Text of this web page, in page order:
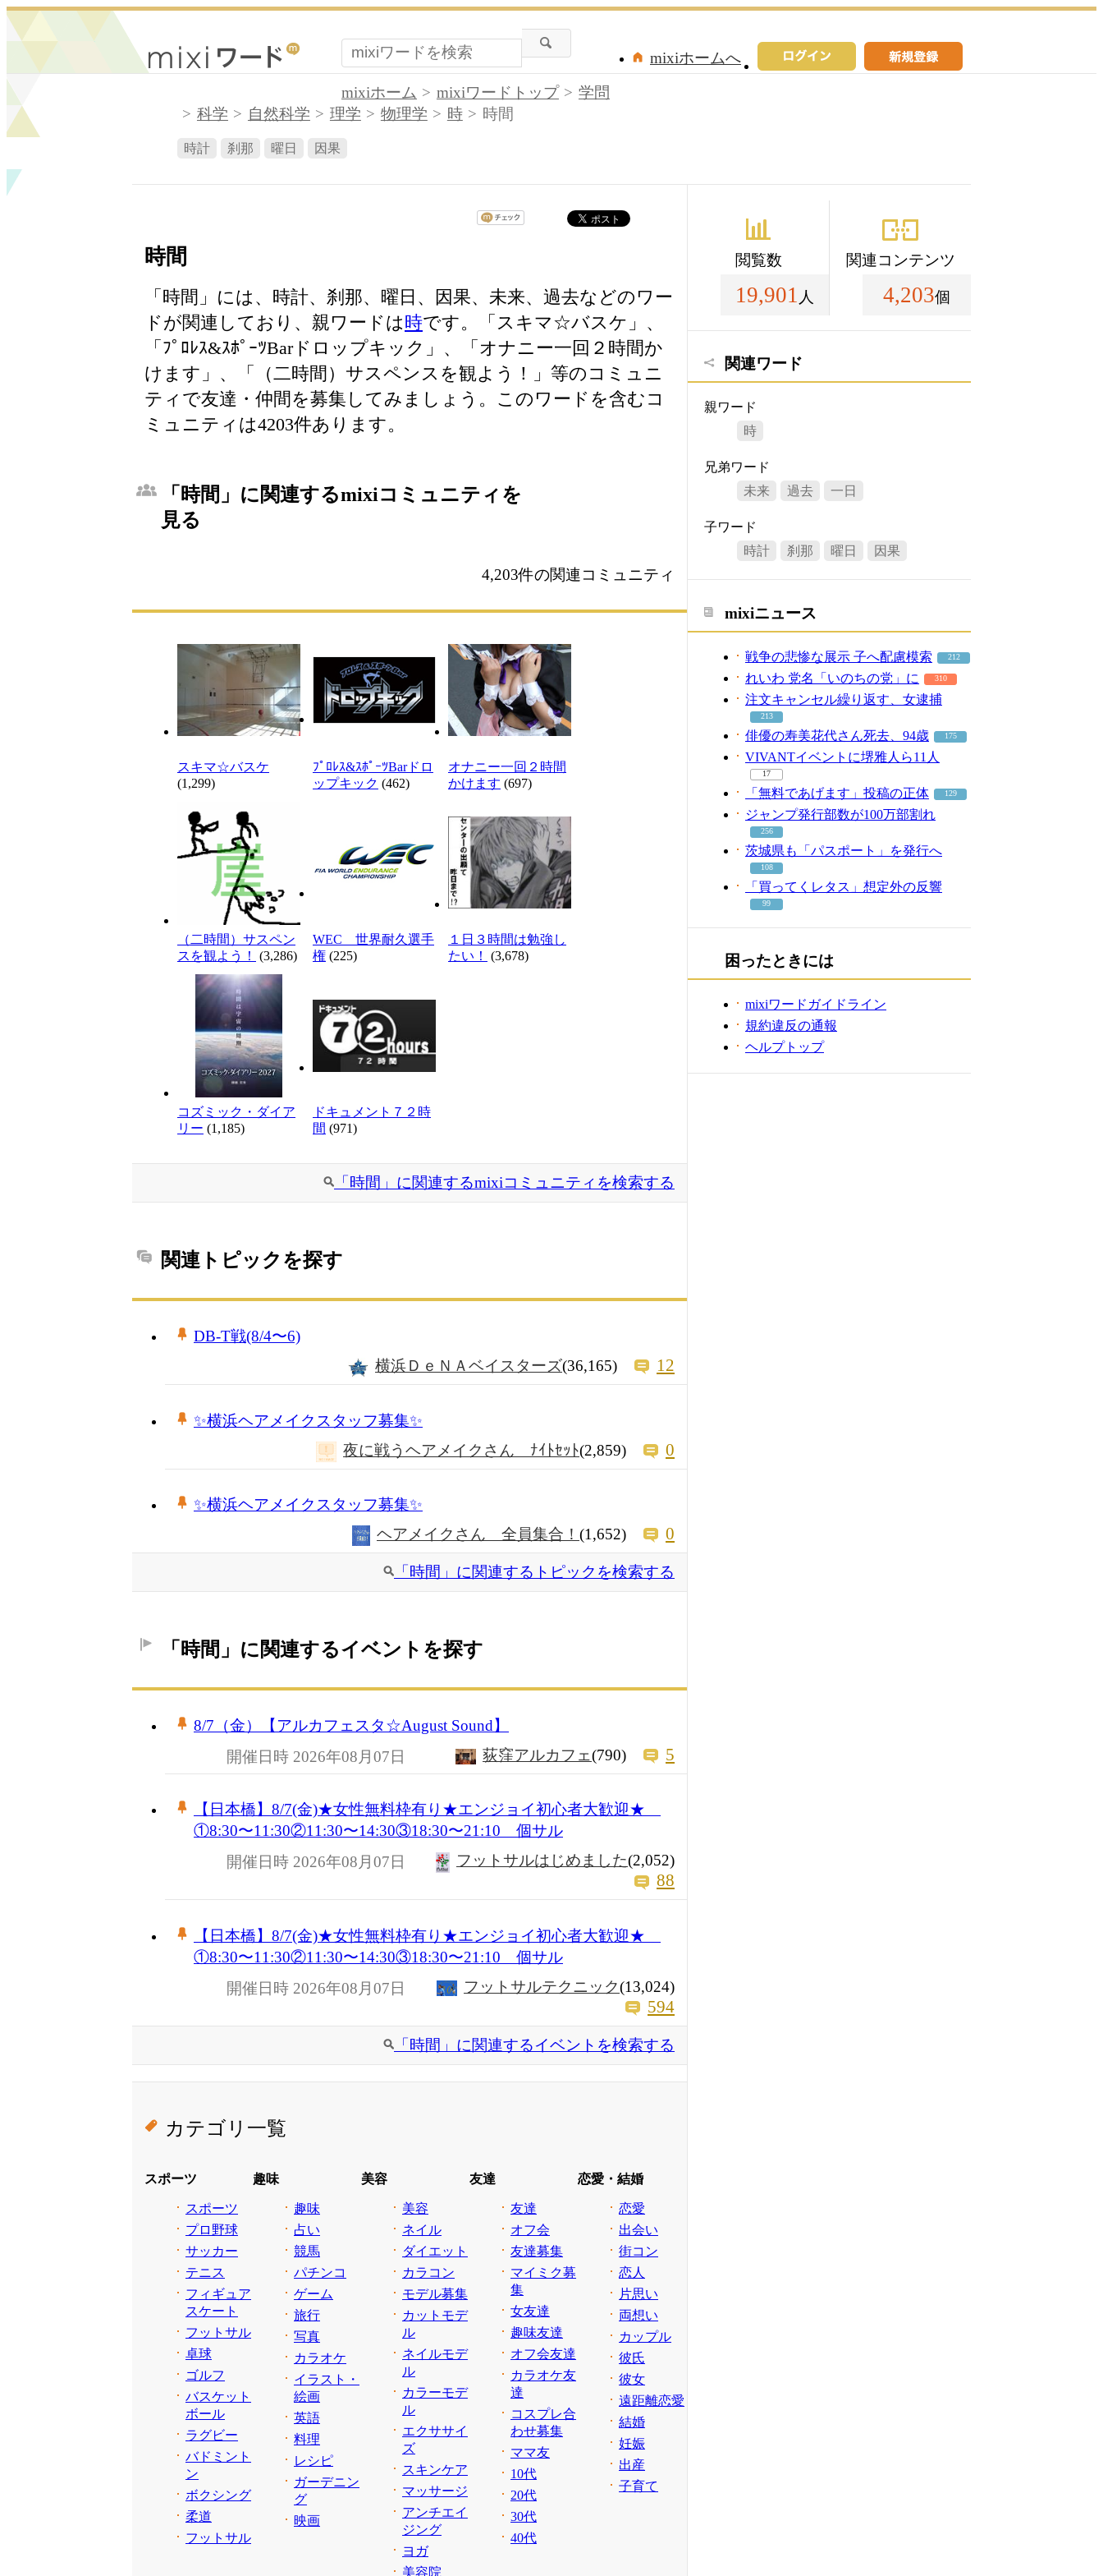
mixiホームへ
mixiホーム
mixiワードトップ
学問
科学
自然科学 理学 物理学 時 時間
時計 刹那 曜日 因果
時間
「時間」には、時計、刹那、曜日、因果、未来、過去などのワー
ドが関連しており、親ワードは時です。「スキマ☆バスケ」、
「ﾌﾟﾛﾚｽ&ｽﾎﾟｰﾂBarドロップキック」、「オナニー一回２時間か
けます」、「（二時間）サスペンスを観よう！」等のコミュニ
ティで友達・仲間を募集してみましょう。このワードを含むコ
ミュニティは4203件あります。
「時間」に関連するmixiコミュニティを
見る
4,203件の関連コミュニティ
スキマ☆バスケ
(1,299)
ﾌﾟﾛﾚｽ&ｽﾎﾟｰﾂBarドロ
ップキック (462)
オナニー一回２時間
かけます (697)
（二時間）サスペン
スを観よう！
(3,286)
WEC 世界耐久選手
権 (225)
１日３時間は勉強し
たい！
(3,678)
コズミック・ダイア
リー (1,185)
ドキュメント７２時
間 (971)
「時間」に関連するmixiコミュニティを検索する
関連トピックを探す
DB-T戦(8/4〜6)
横浜ＤｅＮＡベイスターズ(36,165) 12
✨横浜ヘアメイクスタッフ募集✨
夜に戦うヘアメイクさん ﾅｲﾄｾｯﾄ(2,859) 0
✨横浜ヘアメイクスタッフ募集✨
ヘアメイクさん 全員集合！ (1,652) 0
「時間」に関連するトピックを検索する
「時間」に関連するイベントを探す
8/7（金）【アルカフェスタ☆August Sound】
開催日時 2026年08月07日
荻窪アルカフェ(790) 5
【日本橋】8/7(金)★女性無料枠有り★エンジョイ初心者大歓迎★
①8:30〜11:30②11:30〜14:30③18:30〜21:10 個サル
開催日時 2026年08月07日
フットサルはじめました(2,052)
88
【日本橋】8/7(金)★女性無料枠有り★エンジョイ初心者大歓迎★
①8:30〜11:30②11:30〜14:30③18:30〜21:10 個サル
開催日時 2026年08月07日
フットサルテクニック(13,024)
594
「時間」に関連するイベントを検索する
カテゴリ一覧
スポーツ
スポーツ
プロ野球
サッカー
テニス
フィギュア
スケート
フットサル
卓球
ゴルフ
バスケット
ボール
ラグビー
バドミント
ン
ボクシング
柔道
フットサル
趣味
趣味
占い
競馬
パチンコ
ゲーム
旅行
写真
カラオケ
イラスト・
絵画
英語
料理
レシピ
ガーデニン
グ
映画
美容
美容
ネイル
ダイエット
カラコン
モデル募集
カットモデ
ル
ネイルモデ
ル
カラーモデ
ル
エクササイ
ズ
スキンケア
マッサージ
アンチエイ
ジング
ヨガ
美容院
友達
友達
オフ会
友達募集
マイミク募
集
女友達
趣味友達
オフ会友達
カラオケ友
達
コスプレ合
わせ募集
ママ友
10代
20代
30代
40代
恋愛・結婚
恋愛
出会い
街コン
恋人
片思い
両想い
カップル
彼氏
彼女
遠距離恋愛
結婚
妊娠
出産
子育て
閲覧数
19,901 人
関連コンテンツ
4,203個
関連ワード
親ワード
時
兄弟ワード
未来
過去 一日
子ワード
時計
刹那 曜日 因果
mixiニュース
戦争の悲惨な展示 子へ配慮模索 212
れいわ 党名「いのちの党」に 310
注文キャンセル繰り返す、女逮捕
213
俳優の寿美花代さん死去、94歳 175
VIVANTイベントに堺雅人ら11人
17
「無料であげます」投稿の正体 129
ジャンプ発行部数が100万部割れ
256
茨城県も「パスポート」を発行へ
108
「買ってくレタス」想定外の反響
99
困ったときには
mixiワードガイドライン
規約違反の通報
ヘルプトップ